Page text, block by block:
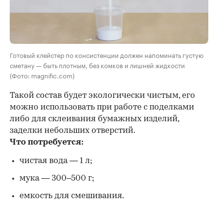
Готовый клейстер по консистенции должен напоминать густую
сметану — быть плотным, без комков и лишней жидкости
(Фото: magnific.com)
Такой состав будет экологически чистым, его
можно использовать при работе с поделками
либо для склеивания бумажных изделий,
заделки небольших отверстий.
Что потребуется:
чистая вода — 1 л;
мука — 300–500 г;
емкость для смешивания.